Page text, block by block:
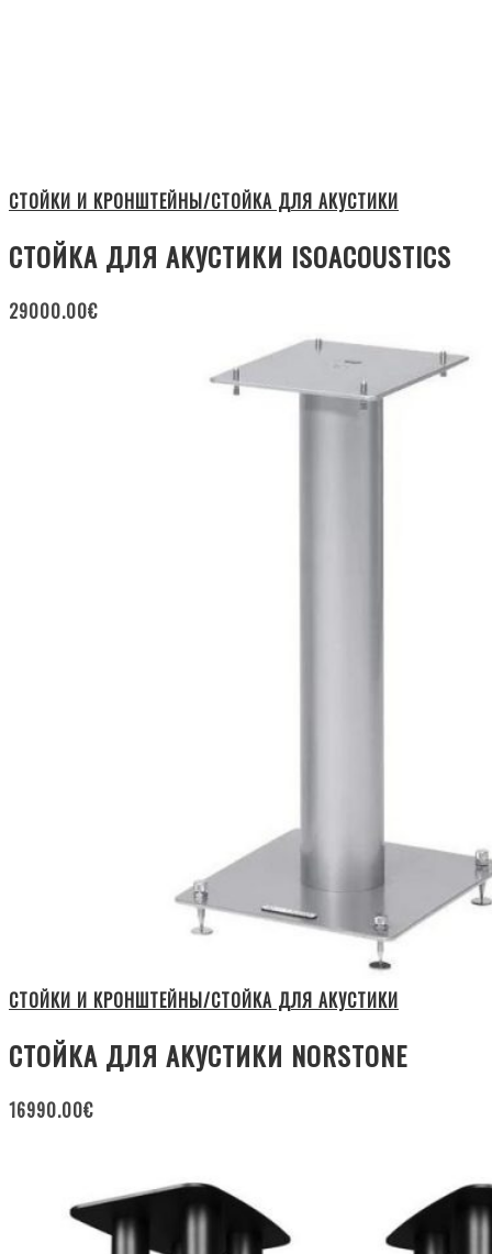
СТОЙКИ И КРОНШТЕЙНЫ/СТОЙКА ДЛЯ АКУСТИКИ
СТОЙКА ДЛЯ АКУСТИКИ ISOACOUSTICS
29000.00€
СТОЙКИ И КРОНШТЕЙНЫ/СТОЙКА ДЛЯ АКУСТИКИ
СТОЙКА ДЛЯ АКУСТИКИ NORSTONE
16990.00€